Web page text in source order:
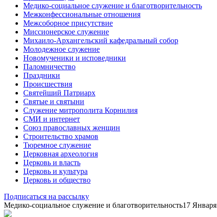
Медико-социальное служение и благотворительность
Межконфессиональные отношения
Межсоборное присутствие
Миссионерское служение
Михаило-Архангельский кафедральный собор
Молодежное служение
Новомученики и исповедники
Паломничество
Праздники
Происшествия
Святейший Патриарх
Святые и святыни
Служение митрополита Корнилия
СМИ и интернет
Союз православных женщин
Строительство храмов
Тюремное служение
Церковная археология
Церковь и власть
Церковь и культура
Церковь и общество
Подписаться на рассылку
Медико-социальное служение и благотворительность17